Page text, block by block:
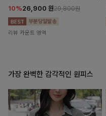
10%26,900 원29,800원
리뷰 카운트 영역
가장 완벽한 감각적인 원피스